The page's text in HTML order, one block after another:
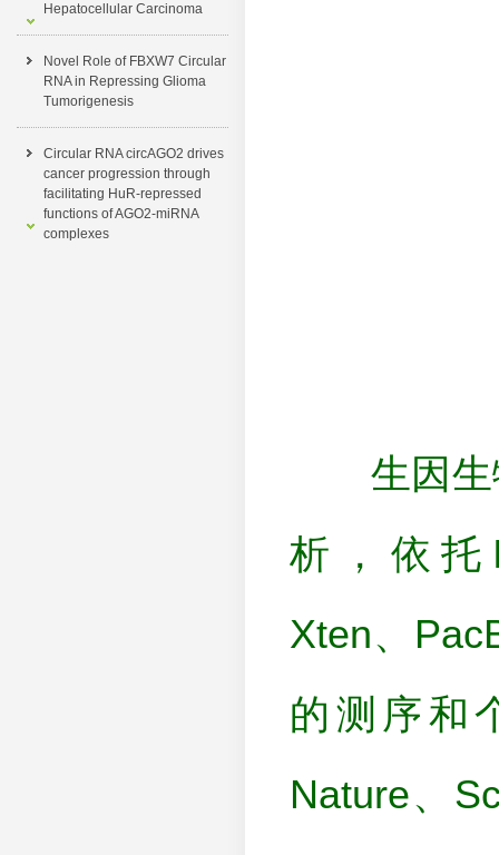
Hepatocellular Carcinoma
Novel Role of FBXW7 Circular
RNA in Repressing Glioma
Tumorigenesis
Circular RNA circAGO2 drives
cancer progression through
facilitating HuR-repressed
functions of AGO2-miRNA
complexes
生因生物
析，依托
Xten、
的测序和
Nature、